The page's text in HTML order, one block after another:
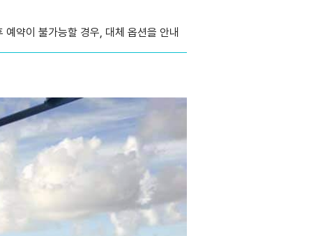
약이 불가능할 경우, 대체 옵션을 안내